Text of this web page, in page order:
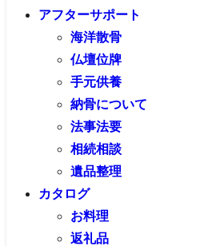
アフターサポート
海洋散骨
仏壇位牌
手元供養
納骨について
法事法要
相続相談
遺品整理
カタログ
お料理
返礼品